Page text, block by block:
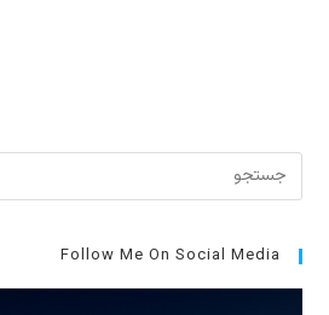
Follow Me On Social Media